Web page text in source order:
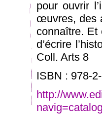
pour ouvrir
œuvres, des
connaître. Et
d’écrire
Coll. Arts 8
ISBN : 978-
http://